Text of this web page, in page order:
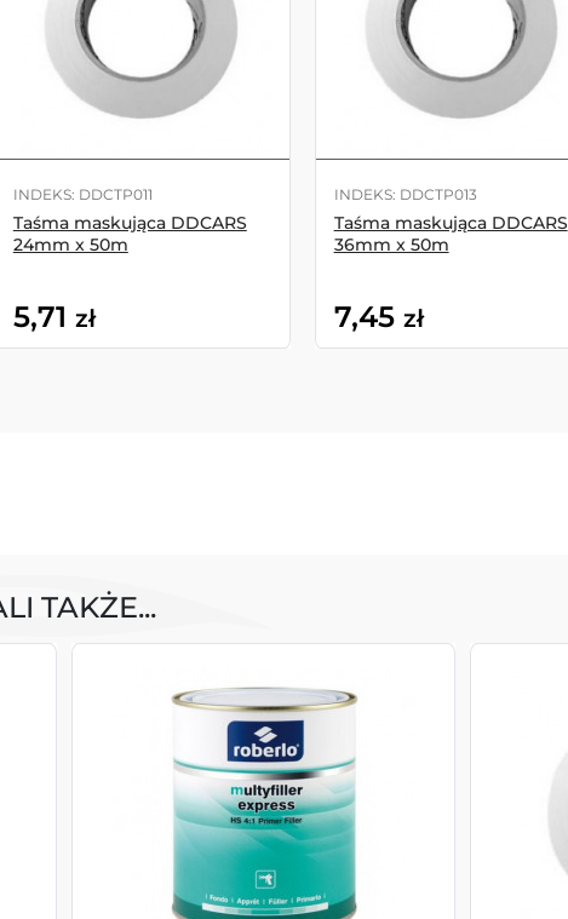
INDEKS: DDCTP011
Taśma maskująca DDCARS
24mm x 50m
5,71 zł
INDEKS: DDCTP013
Taśma maskująca DDCARS
36mm x 50m
7,45 zł
TAKŻE...